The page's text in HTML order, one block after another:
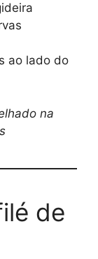
ao lado do
na
de